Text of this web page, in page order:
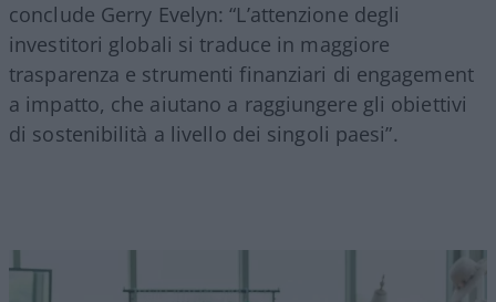
conclude Gerry Evelyn: “L’attenzione degli
investitori globali si traduce in maggiore
trasparenza e strumenti finanziari di engagement
a impatto, che aiutano a raggiungere gli obiettivi
di sostenibilità a livello dei singoli paesi”.